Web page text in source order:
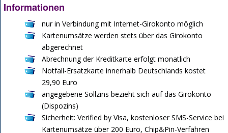
Informationen
nur in Verbindung mit Internet-Girokonto möglich
Kartenumsätze werden stets über das Girokonto
abgerechnet
Abrechnung der Kreditkarte erfolgt monatlich
Notfall-Ersatzkarte innerhalb Deutschlands kostet
29,90 Euro
angegebene Sollzins bezieht sich auf das Girokonto
(Dispozins)
Sicherheit: Verified by Visa, kostenloser SMS-Service bei
Kartenumsätze über 200 Euro, Chip&Pin-Verfahren